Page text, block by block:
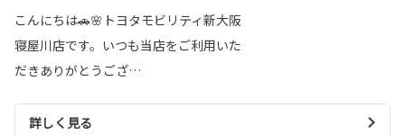
こんにちは🚗🌸トヨタモビリティ新大阪
寝屋川店です。いつも当店をご利用いた
だきありがとうござ…
詳しく見る